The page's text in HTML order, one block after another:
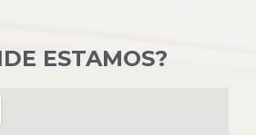
ESTAMOS?